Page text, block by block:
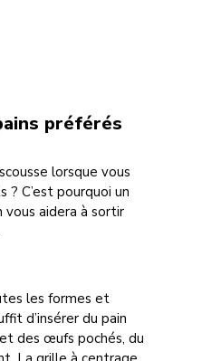
préférés
lorsque vous
C’est pourquoi un
aidera à sortir
les formes et
d’insérer du pain
des œufs pochés, du